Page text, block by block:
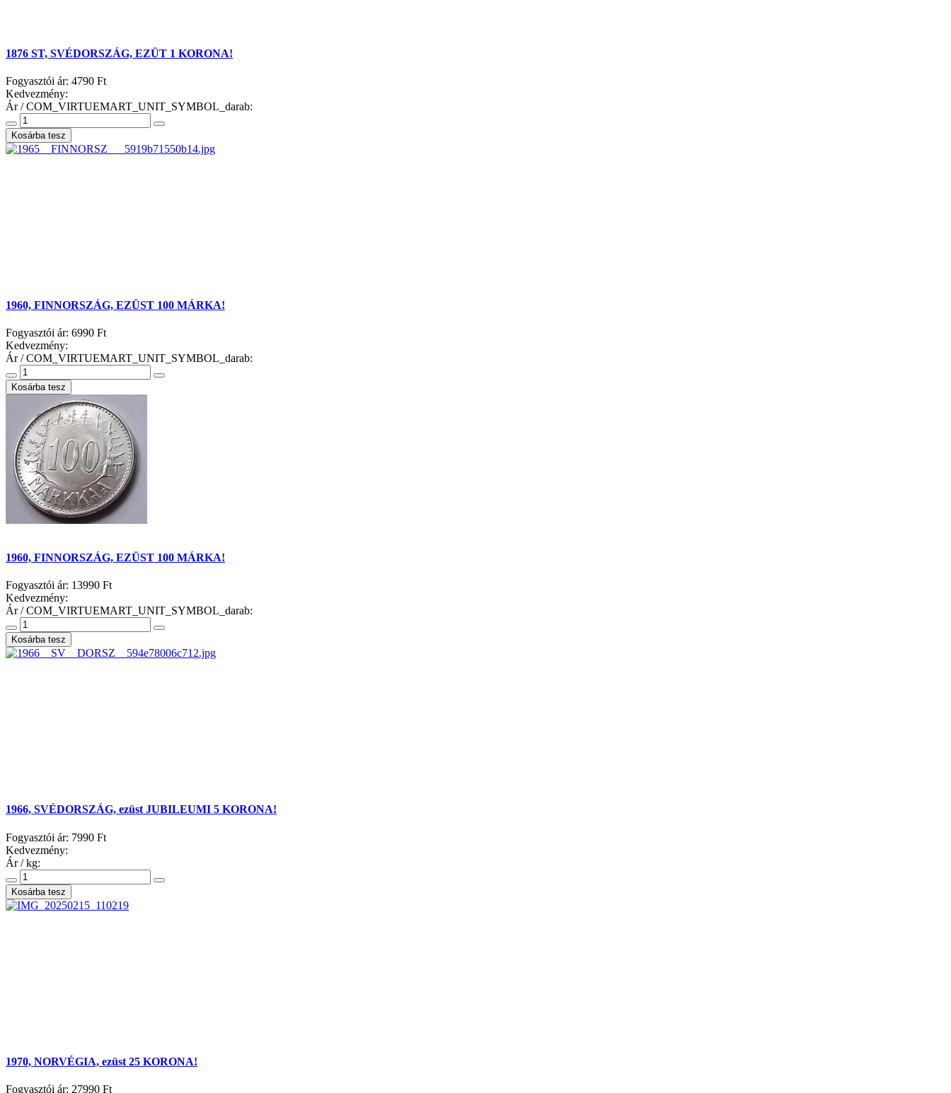
1876 ST, SVÉDORSZÁG, EZÜT 1 KORONA!
Fogyasztói ár: 4790 Ft
Kedvezmény:
Ár / COM_VIRTUEMART_UNIT_SYMBOL_darab:
1960, FINNORSZÁG, EZÜST 100 MÁRKA!
Fogyasztói ár: 6990 Ft
Kedvezmény:
Ár / COM_VIRTUEMART_UNIT_SYMBOL_darab:
1960, FINNORSZÁG, EZÜST 100 MÁRKA!
Fogyasztói ár: 13990 Ft
Kedvezmény:
Ár / COM_VIRTUEMART_UNIT_SYMBOL_darab:
1966, SVÉDORSZÁG, ezüst JUBILEUMI 5 KORONA!
Fogyasztói ár: 7990 Ft
Kedvezmény:
Ár / kg:
1970, NORVÉGIA, ezüst 25 KORONA!
Fogyasztói ár: 27990 Ft